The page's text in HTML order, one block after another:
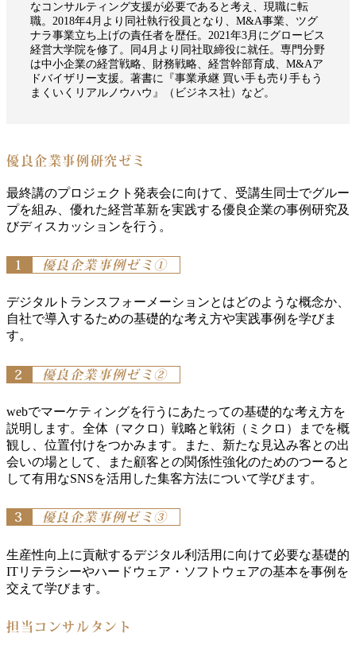
なコンサルティング支援が必要であると考え、現職に転
職。2018年4月より同社執行役員となり、M&A事業、ツグ
ナラ事業立ち上げの責任者を歴任。2021年3月にグロービス
経営大学院を修了。同4月より同社取締役に就任。専門分野
は中小企業の経営戦略、財務戦略、経営幹部育成、M&Aア
ドバイザリー支援。著書に『事業承継 買い手も売り手もう
まくいくリアルノウハウ』（ビジネス社）など。
優良企業事例研究ゼミ
最終講のプロジェクト発表会に向けて、受講生同士でグルー
プを組み、優れた経営革新を実践する優良企業の事例研究及
びディスカッションを行う。
1 優良企業事例ゼミ①
デジタルトランスフォーメーションとはどのような概念か、
自社で導入するための基礎的な考え方や実践事例を学びま
す。
2 優良企業事例ゼミ②
webでマーケティングを行うにあたっての基礎的な考え方を
説明します。全体（マクロ）戦略と戦術（ミクロ）までを概
観し、位置付けをつかみます。また、新たな見込み客との出
会いの場として、また顧客との関係性強化のためのつーると
して有用なSNSを活用した集客方法について学びます。
3 優良企業事例ゼミ③
生産性向上に貢献するデジタル利活用に向けて必要な基礎的
ITリテラシーやハードウェア・ソフトウェアの基本を事例を
交えて学びます。
担当コンサルタント